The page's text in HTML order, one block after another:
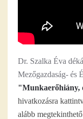
Dr. Szalka Éva
Mezőgazdaság- és
"Munkaerőhiány,
hivatkozásra
alább